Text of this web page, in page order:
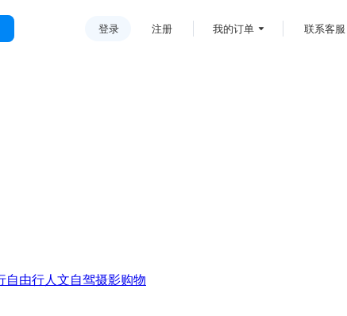
登录 注册 我的订单 联系客服
自由行人文自驾摄影购物